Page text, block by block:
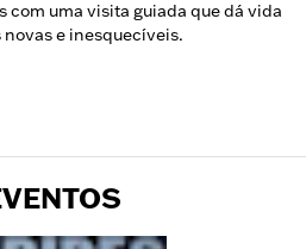
com uma visita guiada que dá vida
e inesquecíveis.